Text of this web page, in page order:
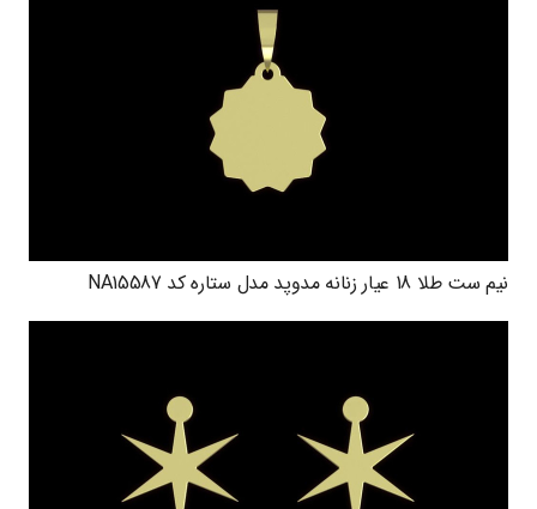
نیم ست طلا 18 عیار زنانه مدوپد مدل ستاره کد NA15587